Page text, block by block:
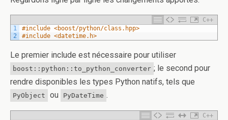
C++
1
2
#include <boost/python/class.hpp>
#include <datetime.h>
Le premier include est nécessaire pour utiliser
boost::python::to_python_converter ; le second pour
rendre disponibles les types Python natifs, tels que
PyObject ou PyDateTime .
C++